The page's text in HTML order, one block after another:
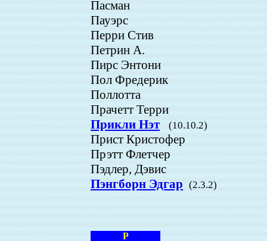
Пасман
Пауэрс
Перри Стив
Петрин А.
Пирс Энтони
Пол Фредерик
Поллотта
Прачетт Терри
Прикли Нэт
(10.10.2)
Прист Кристофер
Прэтт Флетчер
Пэдлер, Дэвис
Пэнгборн Эдгар (2.3.2)
Р